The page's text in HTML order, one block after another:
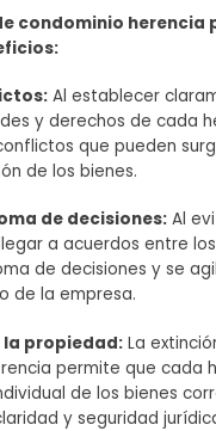
condominio herencia
Al establecer
y derechos de cada
que pueden
de los bienes.
de decisiones: Al
a acuerdos entre
de decisiones y se
de la empresa.
la propiedad: La
permite que cada
de los bienes
y seguridad